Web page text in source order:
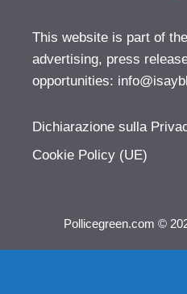
This website is part of
advertising, press
opportunities:
Dichiarazione sulla
Cookie Policy (UE)
Pollicegreen.com ©